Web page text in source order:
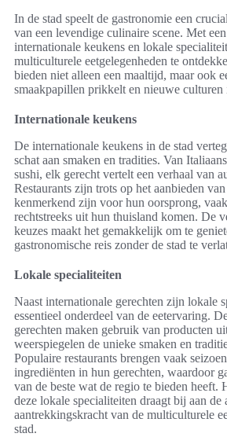
In de stad speelt de gastronomie een
van een levendige culinaire scene. Met
internationale keukens en lokale
multiculturele eetgelegenheden te
bieden niet alleen een maaltijd, maar ook
smaakpapillen prikkelt en nieuwe culturen
Internationale keukens
De internationale keukens in de stad
schat aan smaken en tradities. Van
sushi, elk gerecht vertelt een verhaal van
Restaurants zijn trots op het aanbieden
kenmerkend zijn voor hun oorsprong,
rechtstreeks uit hun thuisland komen. De
keuzes maakt het gemakkelijk om te
gastronomische reis zonder de stad te
Lokale specialiteiten
Naast internationale gerechten zijn lokale
essentieel onderdeel van de eetervaring.
gerechten maken gebruik van producten
weerspiegelen de unieke smaken en
Populaire restaurants brengen vaak
ingrediënten in hun gerechten, waardoor
van de beste wat de regio te bieden heeft.
deze lokale specialiteiten draagt bij aan de
aantrekkingskracht van de multiculturele
stad.